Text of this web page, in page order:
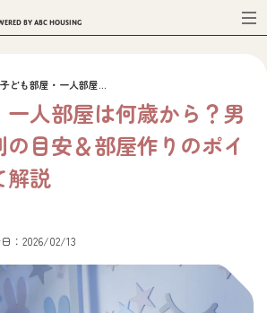
by ABC HOUSING
子ども部屋・一人部屋...
人部屋は何歳から？男
目安＆部屋作りのポイ
解説
：2026/02/13